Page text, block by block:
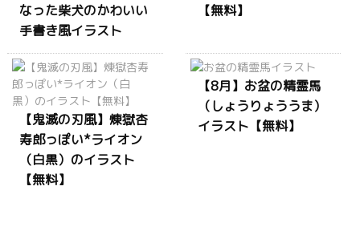
なった柴犬のかわいい
手書き風イラスト
【無料】
【鬼滅の刃風】煉獄杏
寿郎っぽい*ライオン
（白黒）のイラスト
【無料】
【8月】お盆の精霊馬
（しょうりょううま）
イラスト【無料】